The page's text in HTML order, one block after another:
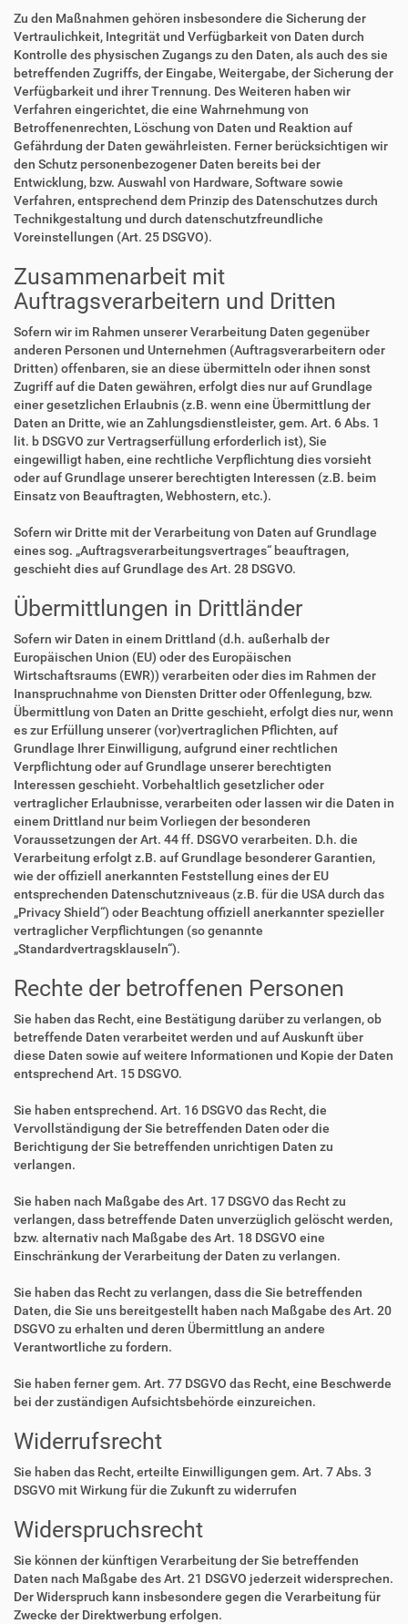
Zu den Maßnahmen gehören insbesondere die Sicherung der
Vertraulichkeit, Integrität und Verfügbarkeit von Daten durch
Kontrolle des physischen Zugangs zu den Daten, als auch des sie
betreffenden Zugriffs, der Eingabe, Weitergabe, der Sicherung der
Verfügbarkeit und ihrer Trennung. Des Weiteren haben wir
Verfahren eingerichtet, die eine Wahrnehmung von
Betroffenenrechten, Löschung von Daten und Reaktion auf
Gefährdung der Daten gewährleisten. Ferner berücksichtigen wir
den Schutz personenbezogener Daten bereits bei der
Entwicklung, bzw. Auswahl von Hardware, Software sowie
Verfahren, entsprechend dem Prinzip des Datenschutzes durch
Technikgestaltung und durch datenschutzfreundliche
Voreinstellungen (Art. 25 DSGVO).
Zusammenarbeit mit
Auftragsverarbeitern und Dritten
Sofern wir im Rahmen unserer Verarbeitung Daten gegenüber
anderen Personen und Unternehmen (Auftragsverarbeitern oder
Dritten) offenbaren, sie an diese übermitteln oder ihnen sonst
Zugriff auf die Daten gewähren, erfolgt dies nur auf Grundlage
einer gesetzlichen Erlaubnis (z.B. wenn eine Übermittlung der
Daten an Dritte, wie an Zahlungsdienstleister, gem. Art. 6 Abs. 1
lit. b DSGVO zur Vertragserfüllung erforderlich ist), Sie
eingewilligt haben, eine rechtliche Verpflichtung dies vorsieht
oder auf Grundlage unserer berechtigten Interessen (z.B. beim
Einsatz von Beauftragten, Webhostern, etc.).
Sofern wir Dritte mit der Verarbeitung von Daten auf Grundlage
eines sog. „Auftragsverarbeitungsvertrages“ beauftragen,
geschieht dies auf Grundlage des Art. 28 DSGVO.
Übermittlungen in Drittländer
Sofern wir Daten in einem Drittland (d.h. außerhalb der
Europäischen Union (EU) oder des Europäischen
Wirtschaftsraums (EWR)) verarbeiten oder dies im Rahmen der
Inanspruchnahme von Diensten Dritter oder Offenlegung, bzw.
Übermittlung von Daten an Dritte geschieht, erfolgt dies nur, wenn
es zur Erfüllung unserer (vor)vertraglichen Pflichten, auf
Grundlage Ihrer Einwilligung, aufgrund einer rechtlichen
Verpflichtung oder auf Grundlage unserer berechtigten
Interessen geschieht. Vorbehaltlich gesetzlicher oder
vertraglicher Erlaubnisse, verarbeiten oder lassen wir die Daten in
einem Drittland nur beim Vorliegen der besonderen
Voraussetzungen der Art. 44 ff. DSGVO verarbeiten. D.h. die
Verarbeitung erfolgt z.B. auf Grundlage besonderer Garantien,
wie der offiziell anerkannten Feststellung eines der EU
entsprechenden Datenschutzniveaus (z.B. für die USA durch das
„Privacy Shield“) oder Beachtung offiziell anerkannter spezieller
vertraglicher Verpflichtungen (so genannte
„Standardvertragsklauseln“).
Rechte der betroffenen Personen
Sie haben das Recht, eine Bestätigung darüber zu verlangen, ob
betreffende Daten verarbeitet werden und auf Auskunft über
diese Daten sowie auf weitere Informationen und Kopie der Daten
entsprechend Art. 15 DSGVO.
Sie haben entsprechend. Art. 16 DSGVO das Recht, die
Vervollständigung der Sie betreffenden Daten oder die
Berichtigung der Sie betreffenden unrichtigen Daten zu
verlangen.
Sie haben nach Maßgabe des Art. 17 DSGVO das Recht zu
verlangen, dass betreffende Daten unverzüglich gelöscht werden,
bzw. alternativ nach Maßgabe des Art. 18 DSGVO eine
Einschränkung der Verarbeitung der Daten zu verlangen.
Sie haben das Recht zu verlangen, dass die Sie betreffenden
Daten, die Sie uns bereitgestellt haben nach Maßgabe des Art. 20
DSGVO zu erhalten und deren Übermittlung an andere
Verantwortliche zu fordern.
Sie haben ferner gem. Art. 77 DSGVO das Recht, eine Beschwerde
bei der zuständigen Aufsichtsbehörde einzureichen.
Widerrufsrecht
Sie haben das Recht, erteilte Einwilligungen gem. Art. 7 Abs. 3
DSGVO mit Wirkung für die Zukunft zu widerrufen
Widerspruchsrecht
Sie können der künftigen Verarbeitung der Sie betreffenden
Daten nach Maßgabe des Art. 21 DSGVO jederzeit widersprechen.
Der Widerspruch kann insbesondere gegen die Verarbeitung für
Zwecke der Direktwerbung erfolgen.